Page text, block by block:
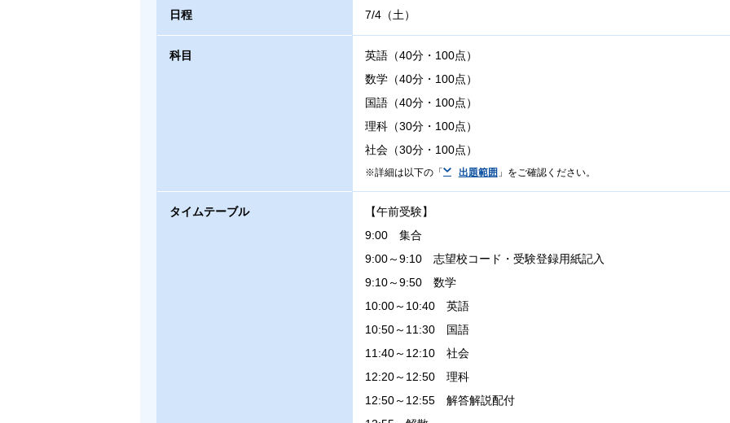
日程 7/4（土）
科目
英語（40分・100点）
数学（40分・100点）
国語（40分・100点）
理科（30分・100点）
社会（30分・100点）
詳細は以下の「 出題範囲 」をご確認ください。
タイムテーブル
【午前受験】
9:00 集合
9:00～9:10 志望校コード・受験登録用紙記入
9:10～9:50 数学
10:00～10:40 英語
10:50～11:30 国語
11:40～12:10 社会
12:20～12:50 理科
12:50～12:55 解答解説配付